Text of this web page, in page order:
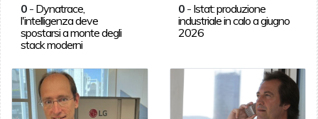
0- Dynatrace,
l'intelligenza deve
spostarsi a monte degli
stack moderni
0 - Istat: produzione
industriale in calo a giugno
2026